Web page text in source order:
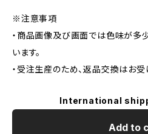
※注意事項
・商品画像及び画面では色味が多
います。
・受注生産のため、返品交換はお受
International
Add to